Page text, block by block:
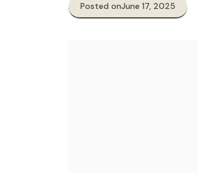
Posted onJune 17, 2025